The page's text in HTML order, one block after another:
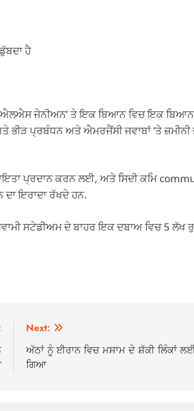
ਹੈ
ਜੇਨੀਅਨ’ ਤੇ ਇਕ ਬਿਆਨ ਵਿਚ ਇਕ
ਪ੍ਰਬੰਧਨ ਅਤੇ ਐਮਰਜੈਂਸੀ ਜਵਾਬਾਂ ‘ਤੇ ਜ਼ਮੀਨੀ
ਪ੍ਰਦਾਨ ਕਰਨ ਲਈ, ਅਤੇ ਸਿਦੀ ਕਮਿ
ਇਰਾਦਾ ਰੱਖਦੇ ਹਨ.
ਸਟੇਡੀਅਮ ਦੇ ਬਾਹਰ ਇਕ ਦਬਾਅ ਵਿਚ 5 ਲੱਖ
Next:
ਅੱਠਾਂ ਨੂੰ ਈਰਾਨ ਵਿਚ ਮਸਾਮ ਦੇ ਸ਼ੱਕੀ ਲਿੰਕਾਂ
ਗਿਆ